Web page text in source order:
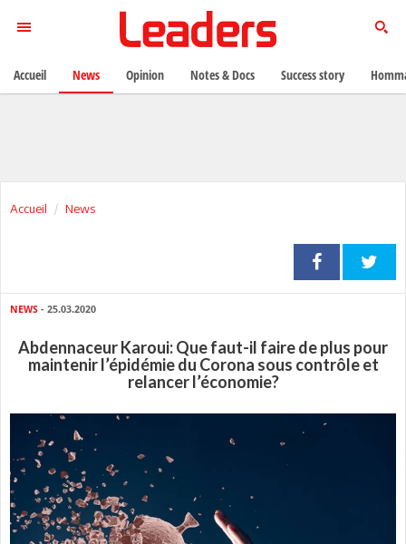
Accueil News
NEWS - 25.03.2020
Abdennaceur Karoui: Que faut-il faire de plus pour
maintenir l’épidémie du Corona sous contrôle et
relancer l’économie?
Accueil News Opinion Notes & Docs Success story